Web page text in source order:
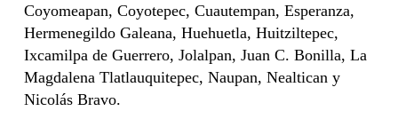
Coyomeapan, Coyotepec, Cuautempan, Esperanza,
Hermenegildo Galeana, Huehuetla, Huitziltepec,
Ixcamilpa de Guerrero, Jolalpan, Juan C. Bonilla, La
Magdalena Tlatlauquitepec, Naupan, Nealtican y
Nicolás Bravo.